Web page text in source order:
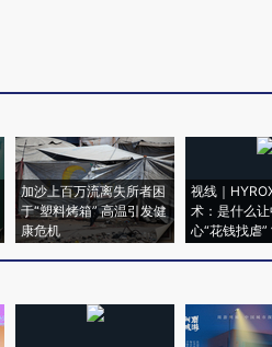
加沙上百万流离失所者困
于“塑料烤箱” 高温引发健
康危机
视线｜
术：是什么
心“花钱找虐”